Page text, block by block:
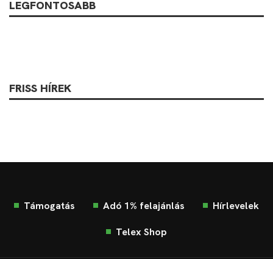
LEGFONTOSABB
FRISS HÍREK
Támogatás Adó 1% felajánlás Hírlevelek
Telex Shop